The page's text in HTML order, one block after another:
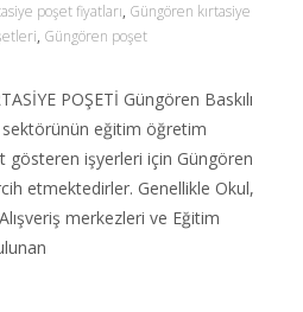
poşet fiyatları, Güngören kırtasiye
, Güngören poşet
POŞETİ Güngören Baskılı
sektörünün eğitim öğretim
gösteren işyerleri için Güngören
etmektedirler. Genellikle Okul,
merkezleri ve Eğitim